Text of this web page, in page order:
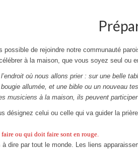
possible de rejoindre notre communauté
à la maison, que vous soyez seul ou
où nous allons prier : sur une belle
allumée, et une bible ou un nouveau
musiciens à la maison, ils peuvent
désignez celui ou celle qui va guider la
ou qui doit faire sont en rouge.
dire par tout le monde. Les liens